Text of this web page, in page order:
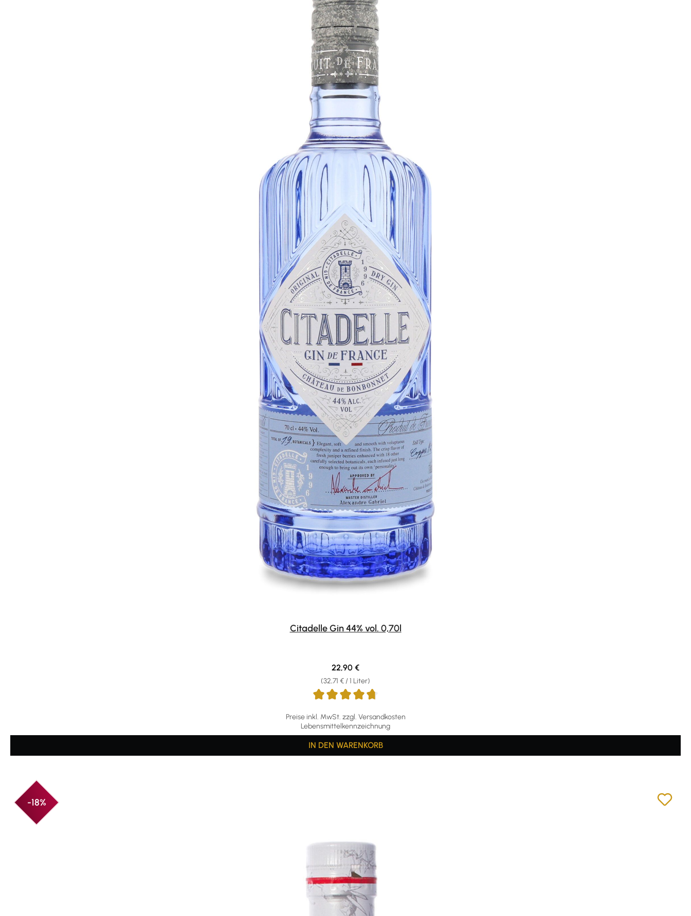
Citadelle Gin 44% vol. 0,70l
Preise inkl. MwSt. zzgl. Versandkosten
Lebensmittelkennzeichnung
(32,71 € / 1 Liter)
Regulärer Preis:
22,90 €
IN DEN WARENKORB
-18%